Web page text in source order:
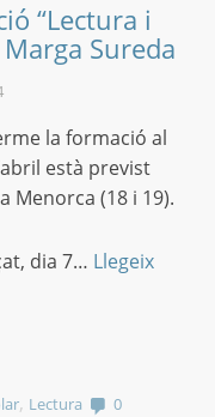
“Lectura i
Sureda
la formació al
està previst
Menorca (18 i 19).
dia 7… Llegeix
, Lectura 0